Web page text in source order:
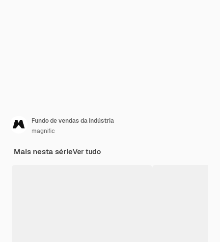
Fundo de vendas da indústria
magnific
Mais nesta sérieVer tudo